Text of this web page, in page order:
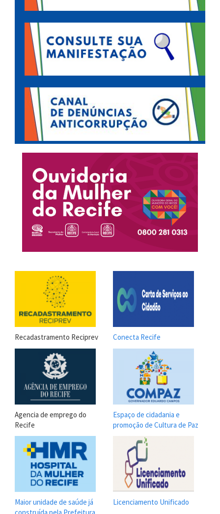
Recadastramento Reciprev Conecta Recife
Agencia de emprego do
Recife
Espaço de cidadania e
promoção de Cultura de Paz
Maior unidade de saúde já
Licenciamento Unificado